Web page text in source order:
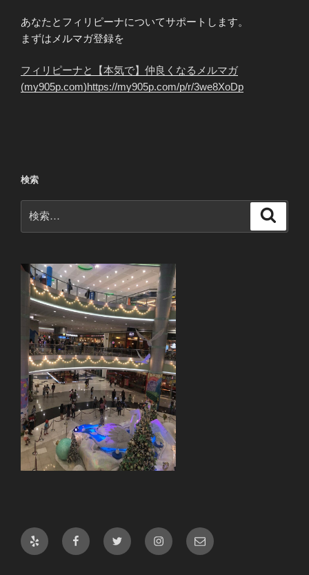
あなたとフィリピーナについてサポートします。
まずはメルマガ登録を
フィリピーナと【本気で】仲良くなるメルマガ
(my905p.com)https://my905p.com/p/r/3we8XoDp
検索
索:
Yelp FacebookTwitter Instagramメ
ー